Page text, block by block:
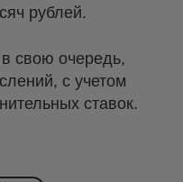
рублей.
свою очередь,
с учетом
ставок.